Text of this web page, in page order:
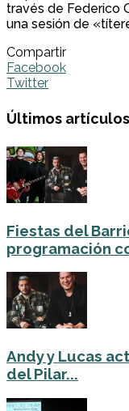
través de Federico
una sesión de
Compartir
Facebook
Twitter
Últimos artículos
Fiestas del
programación
Andy y Lucas
del Pilar...